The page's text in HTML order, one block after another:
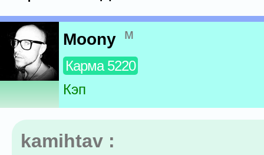
Moony м
Карма 5220
Кэп
kamihtav :